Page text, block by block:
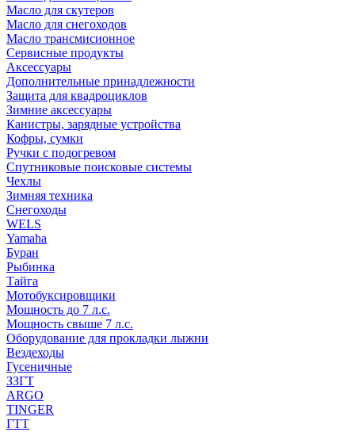
Масло для скутеров
Масло для снегоходов
Масло трансмисионное
Сервисные продукты
Аксессуары
Дополнительные принадлежности
Защита для квадроциклов
Зимние аксессуары
Канистры, зарядные устройства
Кофры, сумки
Ручки с подогревом
Спутниковые поисковые системы
Чехлы
Зимняя техника
Снегоходы
WELS
Yamaha
Буран
Рыбинка
Тайга
Мотобуксировщики
Мощность до 7 л.с.
Мощность свыше 7 л.с.
Оборудование для прокладки лыжни
Вездеходы
Гусеничные
ЗЗГТ
ARGO
TINGER
ГТТ